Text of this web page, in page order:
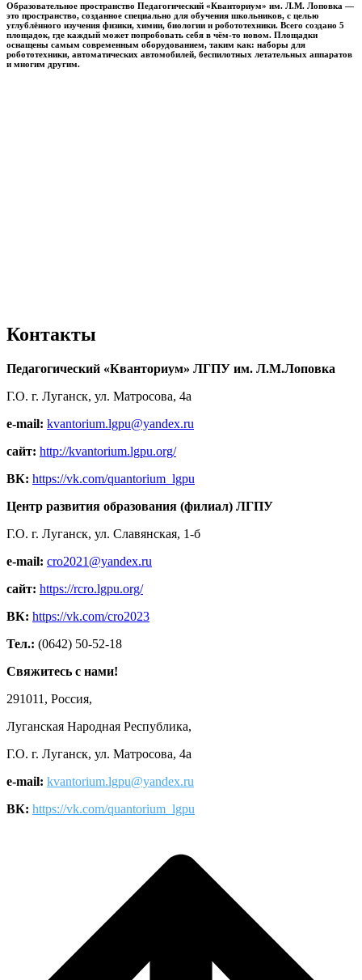
Образовательное пространство Педагогический «Кванториум» им. Л.М. Лоповка —
это пространство, созданное специально для обучения школьников, с целью
углублённого изучения физики, химии, биологии и робототехники. Всего создано 5
площадок, где каждый может попробовать себя в чём-то новом. Площадки
оснащены самым современным оборудованием, таким как: наборы для
робототехники, автоматических автомобилей, беспилотных летательных аппаратов
и многим другим.
Контакты
Педагогический «Кванториум» ЛГПУ им. Л.М.Лоповка
Г.О. г. Луганск, ул. Матросова, 4а
e-mail: kvantorium.lgpu@yandex.ru
сайт: http://kvantorium.lgpu.org/
ВК: https://vk.com/quantorium_lgpu
Центр развития образования (филиал) ЛГПУ
Г.О. г. Луганск, ул. Славянская, 1-б
e-mail: cro2021@yandex.ru
сайт: https://rcro.lgpu.org/
ВК: https://vk.com/cro2023
Тел.: (0642) 50-52-18
Свяжитесь с нами!
291011, Россия,
Луганская Народная Республика,
Г.О. г. Луганск, ул. Матросова, 4а
e-mail: kvantorium.lgpu@yandex.ru
ВК: https://vk.com/quantorium_lgpu